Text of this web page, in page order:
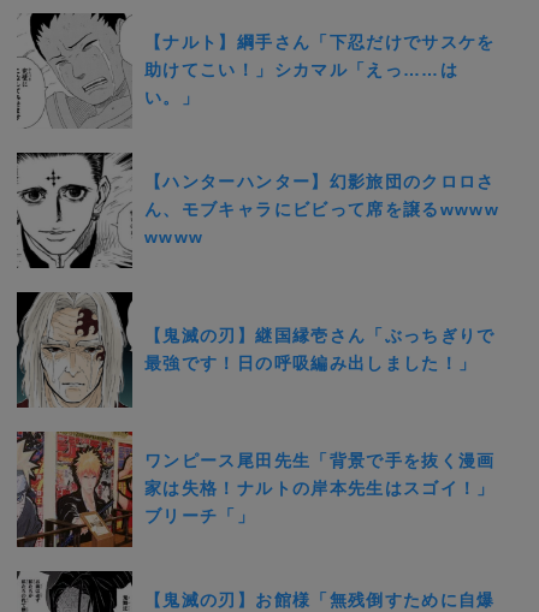
【ナルト】綱手さん「下忍だけでサスケを
助けてこい！」シカマル「えっ……は
い。」
【ハンターハンター】幻影旅団のクロロさ
ん、モブキャラにビビって席を譲るwwww
wwww
【鬼滅の刃】継国縁壱さん「ぶっちぎりで
最強です！日の呼吸編み出しました！」
ワンピース尾田先生「背景で手を抜く漫画
家は失格！ナルトの岸本先生はスゴイ！」
ブリーチ「」
【鬼滅の刃】お館様「無残倒すために自爆